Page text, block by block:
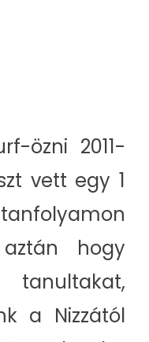
özni 2011-
vett egy 1
aztán hogy
a Nizzától